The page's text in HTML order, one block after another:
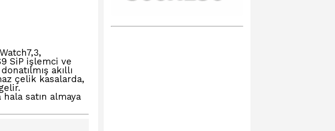
SiP işlemci ve
akıllı
çelik kasalarda,
hala satın almaya